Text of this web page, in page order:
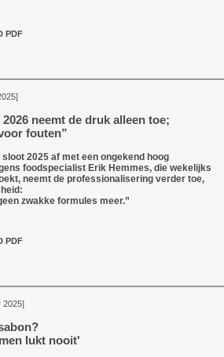
PDF
neemt de druk alleen toe;
fouten”
2025 af met een ongekend hoog
foodspecialist Erik Hemmes, die wekelijks
neemt de professionalisering verder toe,
zwakke formules meer.”
PDF
2025]
lukt nooit'